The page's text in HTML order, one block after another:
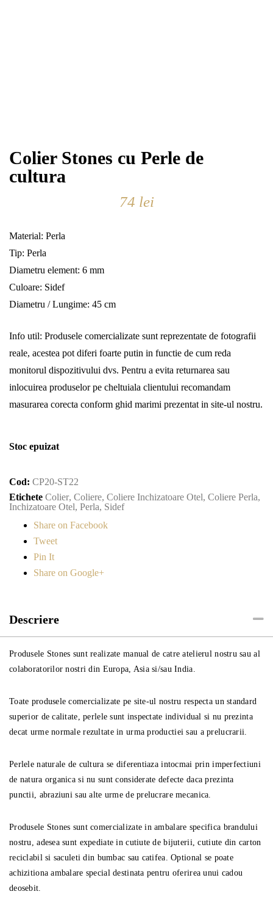
Colier Stones cu Perle de
cultura
74 lei
Material: Perla
Tip: Perla
Diametru element: 6 mm
Culoare: Sidef
Diametru / Lungime: 45 cm
Info util: Produsele comercializate sunt reprezentate de fotografii
reale, acestea pot diferi foarte putin in functie de cum reda
monitorul dispozitivului dvs. Pentru a evita returnarea sau
inlocuirea produselor pe cheltuiala clientului recomandam
masurarea corecta conform ghid marimi prezentat in site-ul nostru.
Stoc epuizat
Cod: CP20-ST22
Etichete Colier, Coliere, Coliere Inchizatoare Otel, Coliere Perla,
Inchizatoare Otel, Perla, Sidef
Share on Facebook
Tweet
Pin It
Share on Google+
Descriere
Produsele Stones sunt realizate manual de catre atelierul nostru sau al
colaboratorilor nostri din Europa, Asia si/sau India.
Toate produsele comercializate pe site-ul nostru respecta un standard
superior de calitate, perlele sunt inspectate individual si nu prezinta
decat urme normale rezultate in urma productiei sau a prelucrarii.
Perlele naturale de cultura se diferentiaza intocmai prin imperfectiuni
de natura organica si nu sunt considerate defecte daca prezinta
punctii, abraziuni sau alte urme de prelucrare mecanica.
Produsele Stones sunt comercializate in ambalare specifica brandului
nostru, adesea sunt expediate in cutiute de bijuterii, cutiute din carton
reciclabil si saculeti din bumbac sau catifea. Optional se poate
achizitiona ambalare special destinata pentru oferirea unui cadou
deosebit.